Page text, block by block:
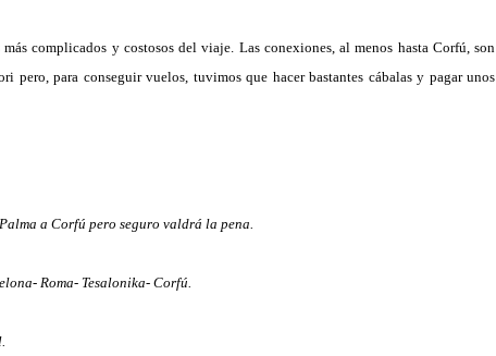
complicados y costosos del viaje. Las conexiones, al menos hasta Corfú, son
pero, para conseguir vuelos, tuvimos que hacer bastantes cábalas y pagar unos
a Corfú pero seguro valdrá la pena.
Roma- Tesalonika- Corfú.